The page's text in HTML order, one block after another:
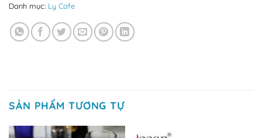
Danh mục: Ly Cafe
SẢN PHẨM TƯƠNG TỰ